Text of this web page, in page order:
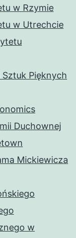
w Rzymie
w Utrechcie
Pięknych
Duchownej
Mickiewicza
w